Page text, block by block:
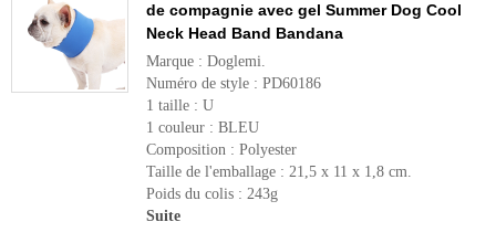
de compagnie avec gel Summer Dog Cool
Neck Head Band Bandana
Marque : Doglemi.
Numéro de style : PD60186
1 taille : U
1 couleur : BLEU
Composition : Polyester
Taille de l'emballage : 21,5 x 11 x 1,8 cm.
Poids du colis : 243g
Suite